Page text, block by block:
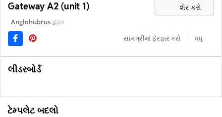
Gateway A2 (unit 1) શેર કરો
Anglohubrusદ્વારા
સામગ્રીમાં ફેરફાર કરો
વધુ
લીડરબોર્ડ
ટેમ્પલેટ બદલો